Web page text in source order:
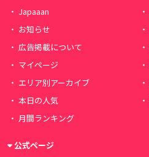
Japaaan
お知らせ
広告掲載について
マイページ
エリア別アーカイブ
本日の人気
月間ランキング
公式ページ